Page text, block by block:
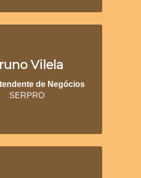
Vilela
de Negócios
SERPRO